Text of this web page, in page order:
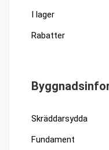
I lager
Rabatter
Skräddarsydda
Fundament